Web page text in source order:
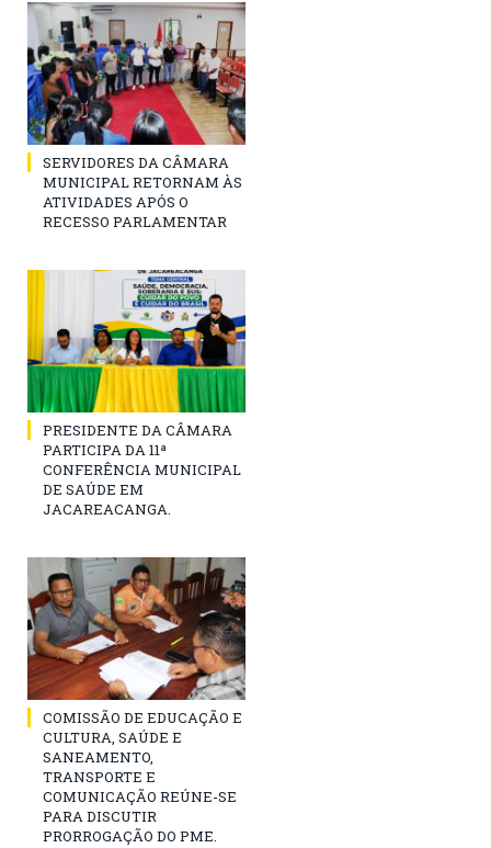
SERVIDORES DA CÂMARA
MUNICIPAL RETORNAM ÀS
ATIVIDADES APÓS O
RECESSO PARLAMENTAR
PRESIDENTE DA CÂMARA
PARTICIPA DA 11ª
CONFERÊNCIA MUNICIPAL
DE SAÚDE EM
JACAREACANGA.
COMISSÃO DE EDUCAÇÃO E
CULTURA, SAÚDE E
SANEAMENTO,
TRANSPORTE E
COMUNICAÇÃO REÚNE-SE
PARA DISCUTIR
PRORROGAÇÃO DO PME.